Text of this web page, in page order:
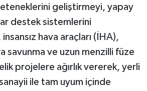
geliştirmeyi, yapay
destek sistemlerini
insansız hava araçları (İHA),
savunma ve uzun menzilli füze
projelere ağırlık vererek, yerli
ile tam uyum içinde